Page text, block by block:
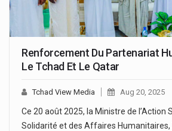
Renforcement Du Partenariat
Le Tchad Et Le Qatar
Tchad View Media Aug 20, 2025
Ce 20 août 2025, la Ministre de l’Action
Solidarité et des Affaires